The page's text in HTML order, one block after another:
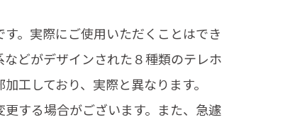
。実際にご使用いただくことはでき
どがデザインされた８種類のテレホ
工しており、実際と異なります。
する場合がございます。また、急遽